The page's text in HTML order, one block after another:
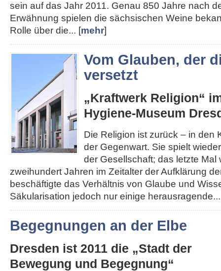
sein auf das Jahr 2011. Genau 850 Jahre nach
Erwähnung spielen die sächsischen Weine
Rolle über die... [mehr]
Vom Glauben, der
versetzt
„Kraftwerk Religion“
Hygiene-Museum
Die Religion ist zurück – in den
der Gegenwart. Sie spielt
der Gesellschaft; das letzte Mal
zweihundert Jahren im Zeitalter der Aufklärung
beschäftigte das Verhältnis von Glaube und
Säkularisation jedoch nur einige
Begegnungen an der Elbe
Dresden ist 2011 die „Stadt der
Bewegung und Begegnung“